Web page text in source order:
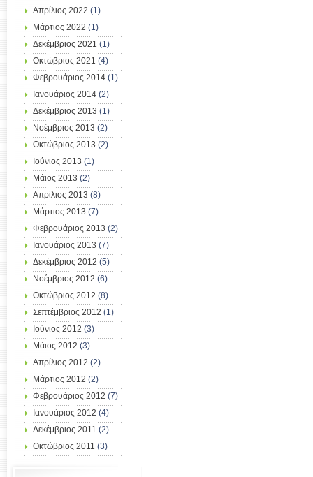
Απρίλιος 2022 (1)
Μάρτιος 2022 (1)
Δεκέμβριος 2021 (1)
Οκτώβριος 2021 (4)
Φεβρουάριος 2014 (1)
Ιανουάριος 2014 (2)
Δεκέμβριος 2013 (1)
Νοέμβριος 2013 (2)
Οκτώβριος 2013 (2)
Ιούνιος 2013 (1)
Μάιος 2013 (2)
Απρίλιος 2013 (8)
Μάρτιος 2013 (7)
Φεβρουάριος 2013 (2)
Ιανουάριος 2013 (7)
Δεκέμβριος 2012 (5)
Νοέμβριος 2012 (6)
Οκτώβριος 2012 (8)
Σεπτέμβριος 2012 (1)
Ιούνιος 2012 (3)
Μάιος 2012 (3)
Απρίλιος 2012 (2)
Μάρτιος 2012 (2)
Φεβρουάριος 2012 (7)
Ιανουάριος 2012 (4)
Δεκέμβριος 2011 (2)
Οκτώβριος 2011 (3)